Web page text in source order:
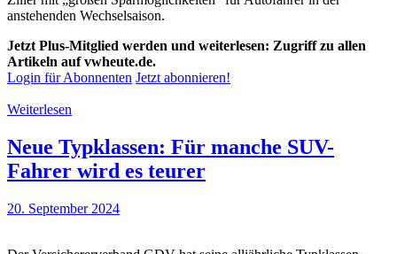
anstehenden Wechselsaison.
Jetzt Plus-Mitglied werden und weiterlesen: Zugriff zu allen
Artikeln auf vwheute.de.
Login für Abonnenten Jetzt abonnieren!
Weiterlesen
Neue Typklassen: Für manche SUV-
Fahrer wird es teurer
20. September 2024